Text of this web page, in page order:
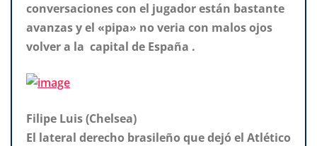
conversaciones con el jugador están bastante
avanzas y el «pipa» no veria con malos ojos
volver a la capital de España .
Filipe Luis (Chelsea)
El lateral derecho brasileño que dejó el Atlético